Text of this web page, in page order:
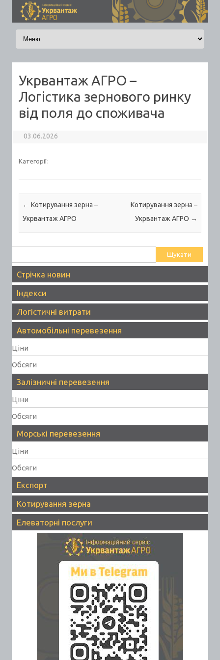
Skip to content
Укрвантаж АГРО –
Логістика зернового ринку
від поля до споживача
03.06.2026
Категорії:
Post navigation
← Котирування зерна –
Укрвантаж АГРО
Котирування зерна –
Укрвантаж АГРО →
Стрічка новин
Індекси
Логістичні витрати
Автомобільні перевезення
Ціни
Обсяги
Залізничні перевезення
Ціни
Обсяги
Морські перевезення
Ціни
Обсяги
Експорт
Котирування зерна
Елеваторні послуги